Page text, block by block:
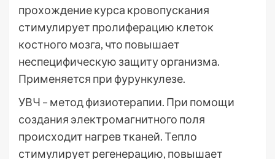
прохождение курса кровопускания
стимулирует пролиферацию клеток
костного мозга, что повышает
неспецифическую защиту организма.
Применяется при фурункулезе.
УВЧ – метод физиотерапии. При помощи
создания электромагнитного поля
происходит нагрев тканей. Тепло
стимулирует регенерацию, повышает